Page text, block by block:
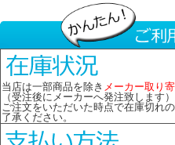
当店は一部商品を除き メーカー取り
（受注後にメーカーへ発注致します）
ご注文をいただいた時点で在庫切れ
了承ください。